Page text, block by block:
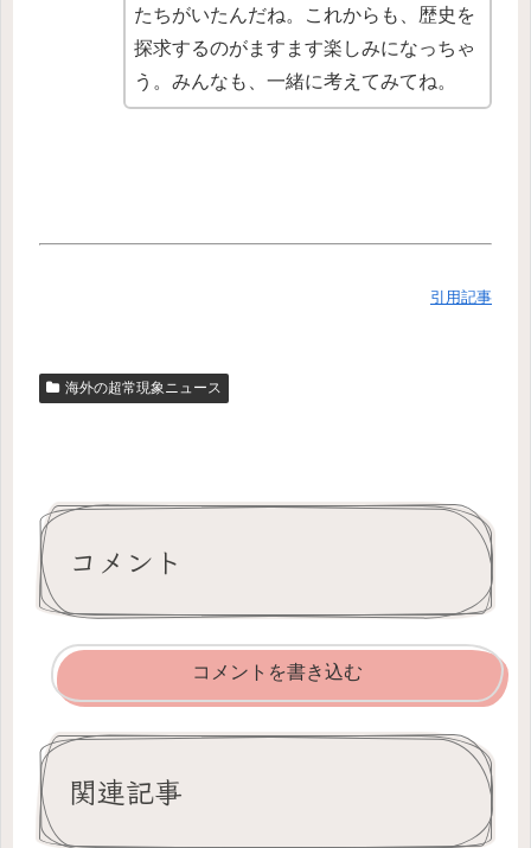
たちがいたんだね。これからも、歴史を
探求するのがますます楽しみになっちゃ
う。みんなも、一緒に考えてみてね。
引用記事
海外の超常現象ニュース
コメント
コメントを書き込む
関連記事